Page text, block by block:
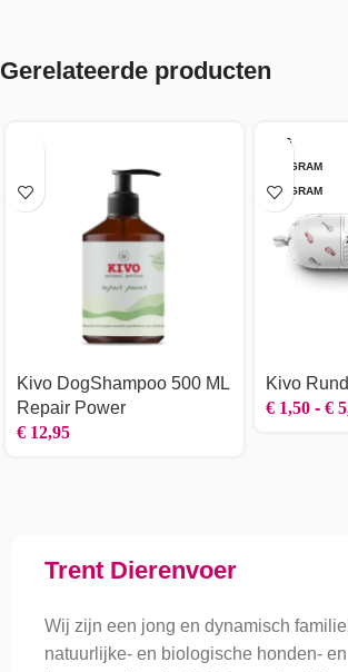
Gerelateerde producten
Kivo DogShampoo 500 ML
Repair Power
€ 12,95
1 KG
250 GRAM
500 GRAM
Kivo
€ 1,50 - €
Trent Dierenvoer
Wij zijn een jong en dynamisch
natuurlijke- en biologische honden- en